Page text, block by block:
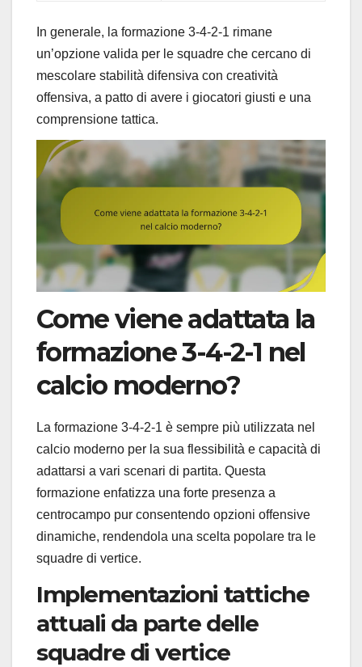
In generale, la formazione 3-4-2-1 rimane
un’opzione valida per le squadre che cercano di
mescolare stabilità difensiva con creatività
offensiva, a patto di avere i giocatori giusti e una
comprensione tattica.
Come viene adattata la
formazione 3-4-2-1 nel
calcio moderno?
La formazione 3-4-2-1 è sempre più utilizzata nel
calcio moderno per la sua flessibilità e capacità di
adattarsi a vari scenari di partita. Questa
formazione enfatizza una forte presenza a
centrocampo pur consentendo opzioni offensive
dinamiche, rendendola una scelta popolare tra le
squadre di vertice.
Implementazioni tattiche
attuali da parte delle
squadre di vertice